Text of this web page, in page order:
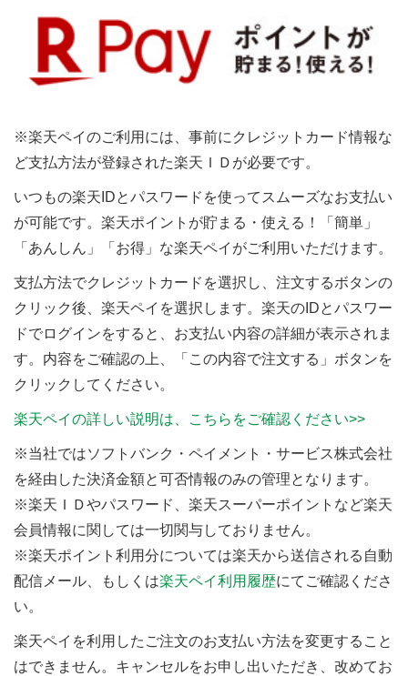
※楽天ペイのご利用には、事前にクレジットカード情報な
ど支払方法が登録された楽天ＩＤが必要です。
いつもの楽天IDとパスワードを使ってスムーズなお支払い
が可能です。楽天ポイントが貯まる・使える！「簡単」
「あんしん」「お得」な楽天ペイがご利用いただけます。
支払方法でクレジットカードを選択し、注文するボタンの
クリック後、楽天ペイを選択します。楽天のIDとパスワー
ドでログインをすると、お支払い内容の詳細が表示されま
す。内容をご確認の上、「この内容で注文する」ボタンを
クリックしてください。
楽天ペイの詳しい説明は、こちらをご確認ください>>
※当社ではソフトバンク・ペイメント・サービス株式会社
を経由した決済金額と可否情報のみの管理となります。
※楽天ＩＤやパスワード、楽天スーパーポイントなど楽天
会員情報に関しては一切関与しておりません。
※楽天ポイント利用分については楽天から送信される自動
配信メール、もしくは楽天ペイ利用履歴にてご確認くださ
い。
楽天ペイを利用したご注文のお支払い方法を変更すること
はできません。キャンセルをお申し出いただき、改めてお